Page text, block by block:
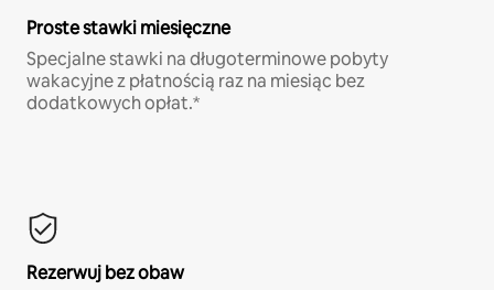
Proste stawki miesięczne
Specjalne stawki na długoterminowe pobyty
wakacyjne z płatnością raz na miesiąc bez
dodatkowych opłat.*
Rezerwuj bez obaw